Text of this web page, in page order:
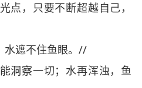
，只要不断超越自己，
遮不住鱼眼。//
察一切；水再浑浊，鱼